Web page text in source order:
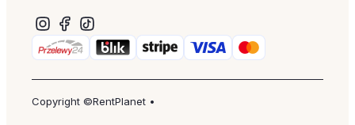
Copyright ©RentPlanet •